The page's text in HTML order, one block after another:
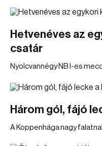
Hetvenéves az
csatár
Nyolcvannégy NB I-es
Három gól, fájó
A Koppenhága nagy